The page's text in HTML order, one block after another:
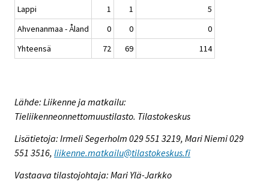
Lappi
1 1
5
Ahvenanmaa - Åland
0 0
0
Yhteensä
72 69 114
Lähde: Liikenne ja matkailu:
Tieliikenneonnettomuustilasto. Tilastokeskus
Lisätietoja: Irmeli Segerholm 029 551 3219, Mari Niemi 029
551 3516, liikenne.matkailu@tilastokeskus.fi
Vastaava tilastojohtaja: Mari Ylä-Jarkko